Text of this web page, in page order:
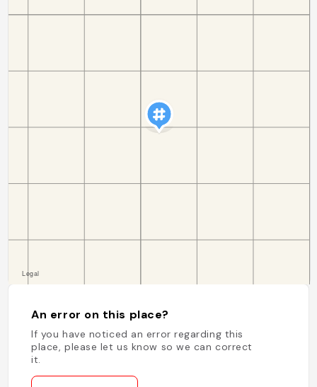
An error on this place?
If you have noticed an error regarding this
place, please let us know so we can correct
it.